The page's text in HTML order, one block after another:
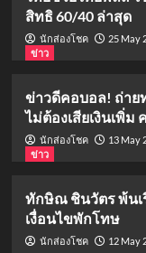
สิทธิ 60/40 ล่าสุด
นักส่องโชค
25 May
ข่าว
ข่าวดีคอบอล! ถ่าย
ไม่ต้องเสียเงินเพิ่ม
นักส่องโชค
13 May
ข่าว
ทักษิณ ชินวัตร พ้นเ
เงื่อนไขพักโทษ
นักส่องโชค 12 May